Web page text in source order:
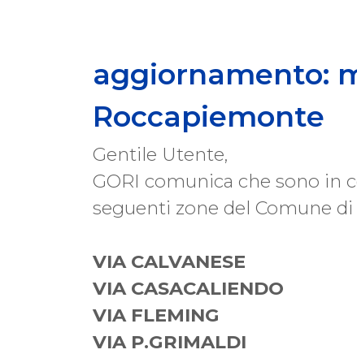
aggiornamento:
Roccapiemonte
Gentile Utente,
GORI comunica che sono in
seguenti zone del Comune di
VIA CALVANESE
VIA CASACALIENDO
VIA FLEMING
VIA P.GRIMALDI